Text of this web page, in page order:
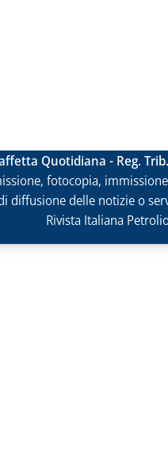
Quotidiana - Reg.
fotocopia,
diffusione delle notizie o
Rivista Italiana